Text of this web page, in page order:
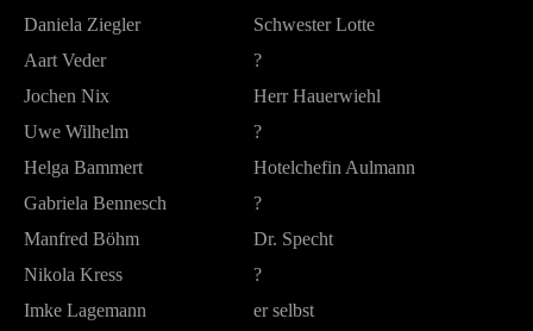
Daniela Ziegler
Schwester Lotte
Aart Veder
?
Jochen Nix
Herr Hauerwiehl
Uwe Wilhelm
?
Helga Bammert
Hotelchefin Aulmann
Gabriela Bennesch
?
Manfred Böhm
Dr. Specht
Nikola Kress
?
Imke Lagemann
er selbst